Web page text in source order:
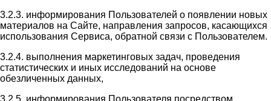
3.2.3. информирования Пользователей о появлении новых
материалов на Сайте, направления запросов, касающихся
использования Сервиса, обратной связи с Пользователем.
3.2.4. выполнения маркетинговых задач, проведения
статистических и иных исследований на основе
обезличенных данных,
3.2.5. информирования Пользователя посредством